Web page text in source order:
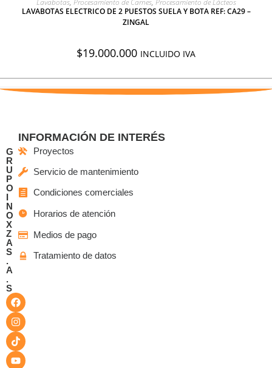
LAVABOTAS ELECTRICO DE 2 PUESTOS SUELA Y BOTA REF: CA29 –
ZINGAL
$19.000.000 INCLUIDO IVA
G
R
U
P
O
I
N
O
X
Z
A
S
.
A
.
S
INFORMACIÓN DE INTERÉS
Proyectos
Servicio de mantenimiento
Condiciones comerciales
Horarios de atención
Medios de pago
Tratamiento de datos